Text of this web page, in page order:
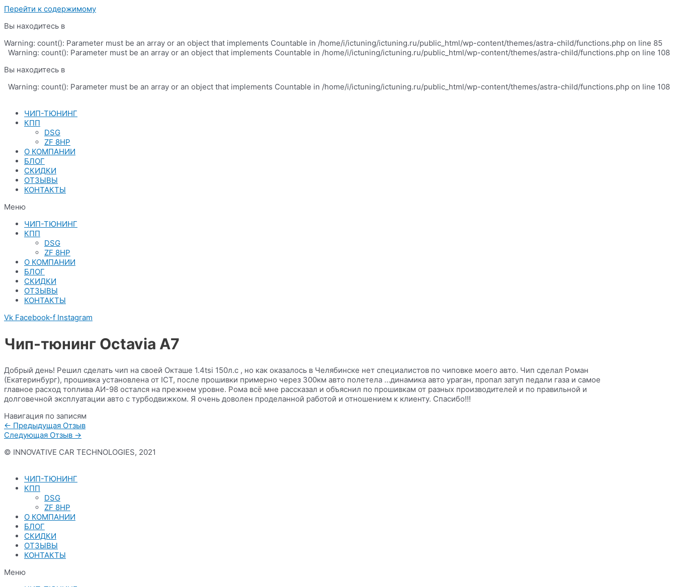
Перейти к содержимому
Вы находитесь в
Warning: count(): Parameter must be an array or an object that implements Countable in /home/i/ictuning/ictuning.ru/public_html/wp-content/themes/astra-child/functions.php on line 85
Warning: count(): Parameter must be an array or an object that implements Countable in /home/i/ictuning/ictuning.ru/public_html/wp-content/themes/astra-child/functions.php on line 108
Вы находитесь в
Warning: count(): Parameter must be an array or an object that implements Countable in /home/i/ictuning/ictuning.ru/public_html/wp-content/themes/astra-child/functions.php on line 108
ЧИП-ТЮНИНГ
КПП
DSG
ZF 8HP
О КОМПАНИИ
БЛОГ
СКИДКИ
ОТЗЫВЫ
КОНТАКТЫ
Меню
ЧИП-ТЮНИНГ
КПП
DSG
ZF 8HP
О КОМПАНИИ
БЛОГ
СКИДКИ
ОТЗЫВЫ
КОНТАКТЫ
Vk Facebook-f Instagram
Чип-тюнинг Octavia A7
Добрый день! Решил сделать чип на своей Окташе 1.4tsi 150л.с , но как оказалось в Челябинске нет специалистов по чиповке моего авто. Чип сделал Роман
(Екатеринбург), прошивка установлена от ICT, после прошивки примерно через 300км авто полетела …динамика авто ураган, пропал затуп педали газа и самое
главное расход топлива АИ-98 остался на прежнем уровне. Рома всё мне рассказал и объяснил по прошивкам от разных производителей и по правильной и
долговечной эксплуатации авто с турбодвижком. Я очень доволен проделанной работой и отношением к клиенту. Спасибо!!!
Навигация по записям
← Предыдущая Отзыв
Следующая Отзыв →
© INNOVATIVE CAR TECHNOLOGIES, 2021
ЧИП-ТЮНИНГ
КПП
DSG
ZF 8HP
О КОМПАНИИ
БЛОГ
СКИДКИ
ОТЗЫВЫ
КОНТАКТЫ
Меню